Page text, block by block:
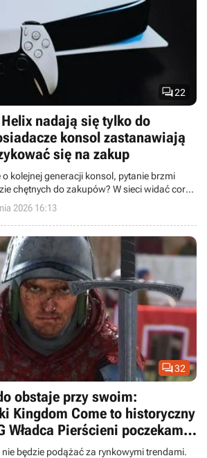
22
Helix nadają się tylko do
konsol zastanawiają
się na zakup
kolejnej generacji konsol, pytanie brzmi
chętnych do zakupów? W sieci widać coraz
2026 16:13
32
obstaje przy swoim:
Kingdom Come to historyczny
Władca Pierścieni poczekamy
będzie podążać za rynkowymi trendami.